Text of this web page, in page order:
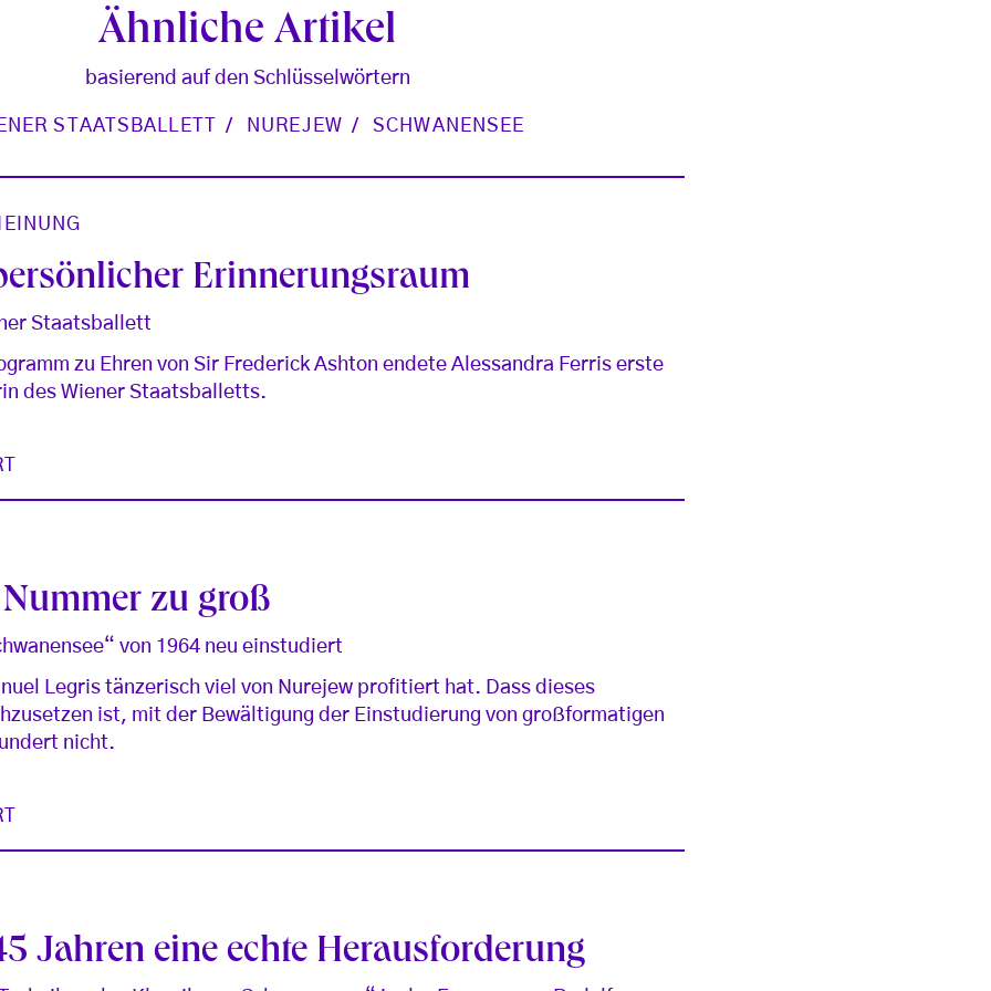
Ähnliche Artikel
basierend auf den Schlüsselwörtern
STAATSBALLETT NUREJEW SCHWANENSEE
Erinnerungsraum
Staatsballett
zu Ehren von Sir Frederick Ashton endete Alessandra Ferris erste
des Wiener Staatsballetts.
zu groß
von 1964 neu einstudiert
Legris tänzerisch viel von Nurejew profitiert hat. Dass dieses
ist, mit der Bewältigung der Einstudierung von großformatigen
nicht.
Jahren eine echte Herausforderung